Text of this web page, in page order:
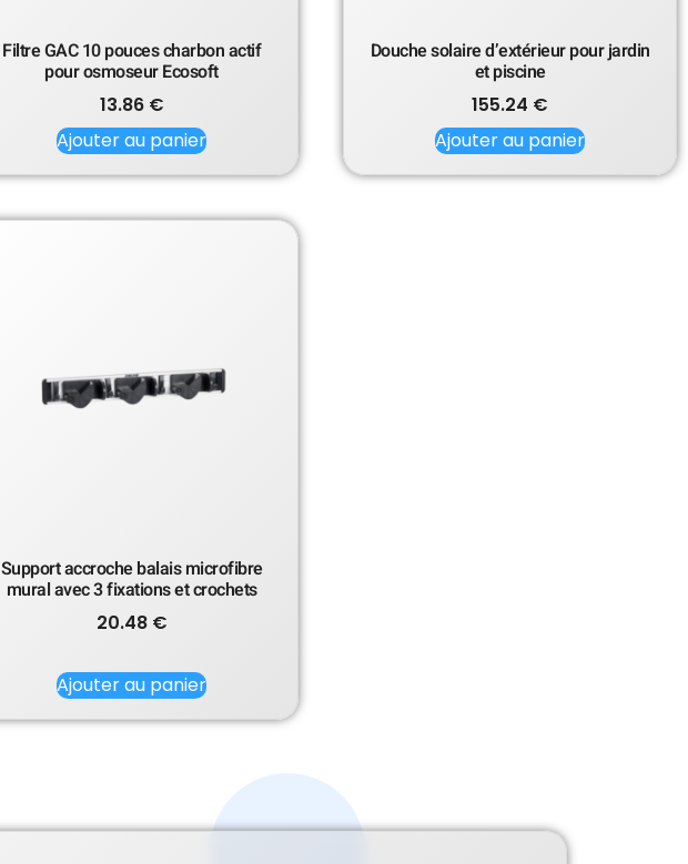
Filtre GAC 10 pouces charbon actif
pour osmoseur Ecosoft
13.86 €
Ajouter au panier
Douche solaire d’extérieur pour jardin
et piscine
155.24 €
Ajouter au panier
Support accroche balais microfibre
mural avec 3 fixations et crochets
20.48 €
Ajouter au panier